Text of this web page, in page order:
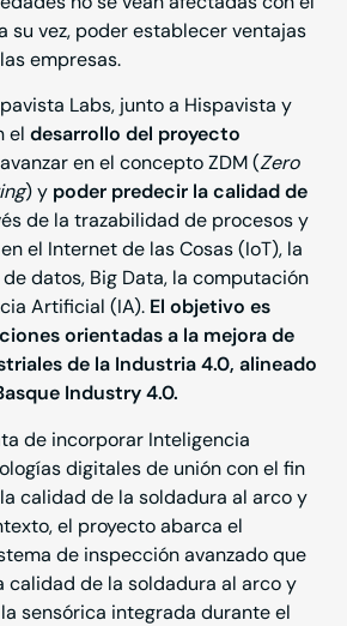
su vez, poder establecer ventajas
empresas.
Labs, junto a Hispavista y
el desarrollo del proyecto
avanzar en el concepto ZDM (Zero
) y poder predecir la calidad de
de la trazabilidad de procesos y
el Internet de las Cosas (IoT), la
datos, Big Data, la computación
Artificial (IA). El objetivo es
orientadas a la mejora de
de la Industria 4.0, alineado
Industry 4.0.
de incorporar Inteligencia
digitales de unión con el fin
calidad de la soldadura al arco y
el proyecto abarca el
de inspección avanzado que
calidad de la soldadura al arco y
sensórica integrada durante el